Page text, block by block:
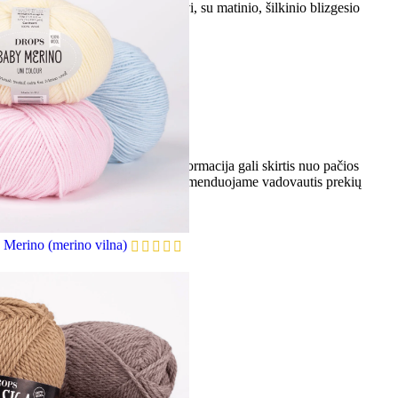
(merino vilna)
tačiau stebėtinai lengvi, su matinio, šilkinio blizgesio
pobūdžiui, todėl pateikta informacija gali skirtis nuo pačios
negu realybėje. Todėl rekomenduojame vadovautis prekių
info@siuluspalvos.lt